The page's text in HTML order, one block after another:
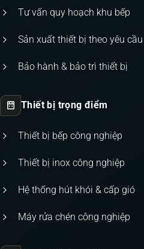
Tư vấn quy hoạch khu bếp
Sản xuất thiết bị theo yêu cầu
Bảo hành & bảo trì thiết bị
Thiết bị trọng điểm
Thiết bị bếp công nghiệp
Thiết bị inox công nghiệp
Hệ thống hút khói & cấp gió
Máy rửa chén công nghiệp